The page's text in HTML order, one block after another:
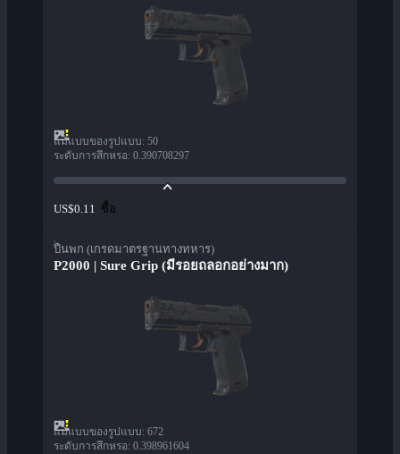
แม่แบบของรูปแบบ: 50
ระดับการสึกหรอ: 0.390708297
US$0.11 ซื้อ
ปืนพก (เกรดมาตรฐานทางทหาร)
P2000 | Sure Grip (มีรอยถลอกอย่างมาก)
แม่แบบของรูปแบบ: 672
ระดับการสึกหรอ: 0.398961604